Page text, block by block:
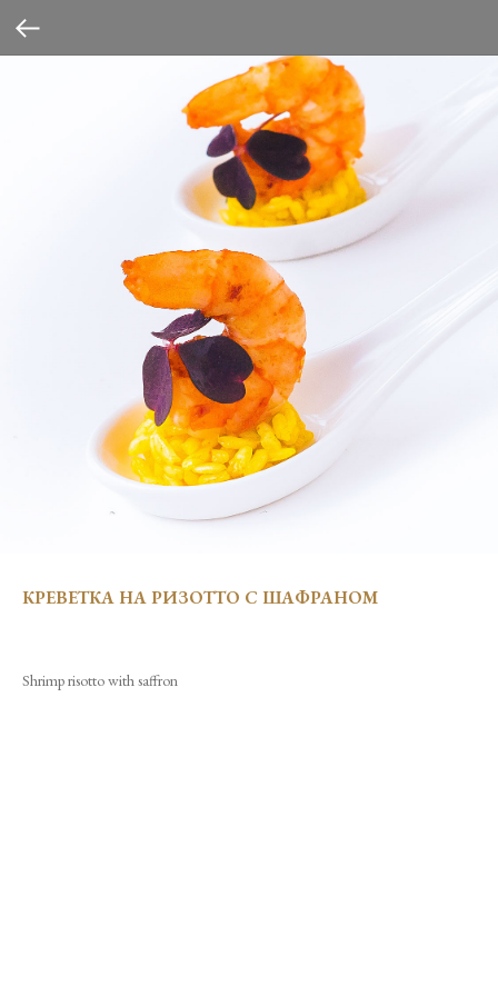
КРЕВЕТКА НА РИЗОТТО С ШАФРАНОМ
Shrimp risotto with saffron